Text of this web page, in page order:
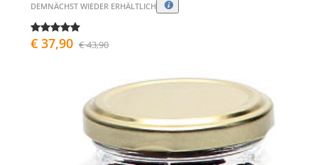
DEMNÄCHST WIEDER ERHÄLTLICH
€ 37,90 € 43,90